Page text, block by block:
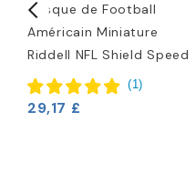
Casque de Football
Américain Miniature
Riddell NFL Shield Speed
(1)
29,17 £